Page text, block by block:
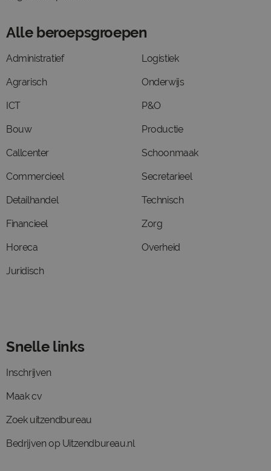
Alle beroepsgroepen
Administratief
Agrarisch
ICT
Bouw
Callcenter
Commercieel
Detailhandel
Financieel
Horeca
Juridisch
Logistiek
Onderwijs
P&O
Productie
Schoonmaak
Secretarieel
Technisch
Zorg
Overheid
Snelle links
Inschrijven
Maak cv
Zoek uitzendbureau
Bedrijven op Uitzendbureau.nl